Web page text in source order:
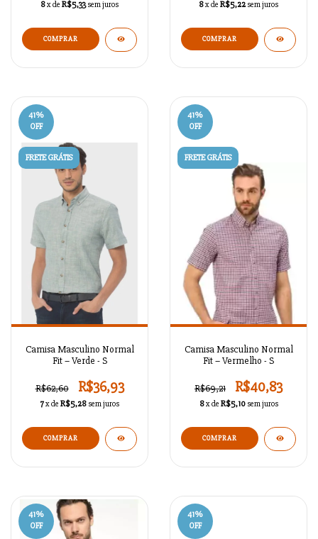
8x de R$5,33 sem juros 8x de R$5,22 sem juros
COMPRAR
41%
OFF
FRETE GRÁTIS
Camisa Masculino Normal
Fit – Verde - S
R$62,60 R$36,93
7x de R$5,28 sem juros
COMPRAR
41%
OFF
FRETE GRÁTIS
Camisa Masculino Normal
Fit – Vermelho - S
R$69,21 R$40,83
8x de R$5,10 sem juros
COMPRAR
41%
OFF
41%
OFF